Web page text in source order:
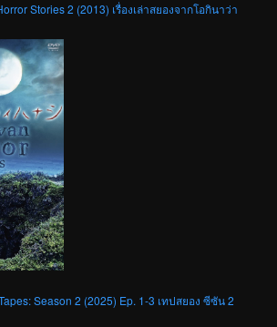
Stories 2 (2013) เรื่องเล่าสยองจากโอกินาว่า
Season 2 (2025) Ep. 1-3 เทปสยอง ซีซัน 2